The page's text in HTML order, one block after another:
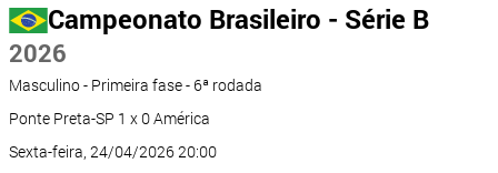
Campeonato Brasileiro - Série B
2026
Masculino - Primeira fase - 6ª rodada
Ponte Preta-SP 1 x 0 América
Sexta-feira, 24/04/2026 20:00